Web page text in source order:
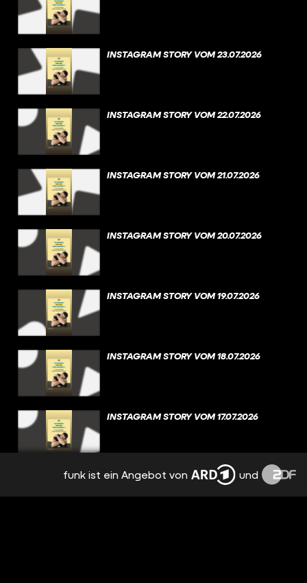
INSTAGRAM STORY VOM 23.07.2026
INSTAGRAM STORY VOM 22.07.2026
INSTAGRAM STORY VOM 21.07.2026
INSTAGRAM STORY VOM 20.07.2026
INSTAGRAM STORY VOM 19.07.2026
INSTAGRAM STORY VOM 18.07.2026
INSTAGRAM STORY VOM 17.07.2026
INSTAGRAM STORY VOM 16.07.2026
funk ist ein Angebot von und